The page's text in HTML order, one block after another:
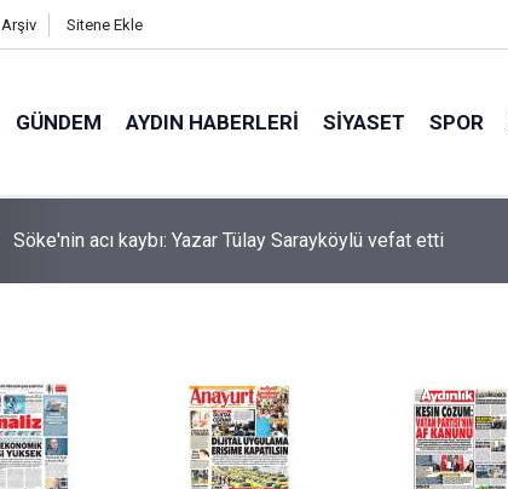
Arşiv Sitene Ekle
GÜNDEM AYDIN HABERLERI SIYASET SPOR
Söke'nin acı kaybı: Yazar Tülay Sarayköylü vefat etti